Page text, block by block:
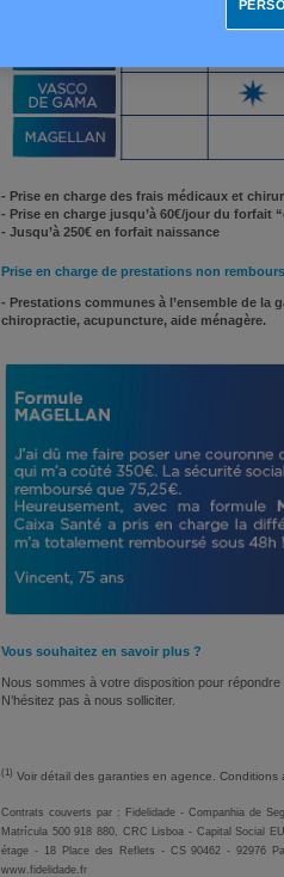
- Prise en charge des frais médicaux et
- Prise en charge jusqu’à 60€/jour du forfait
- Jusqu’à 250€ en forfait naissance
Prise en charge de prestations non
- Prestations communes à l’ensemble de la
chiropractie, acupuncture, aide ménagère.
Vous souhaitez en savoir plus ?
Nous sommes à votre disposition pour
N’hésitez pas à nous solliciter.
(1) Voir détail des garanties en agence. Conditions
Contrats couverts par : Fidelidade - Companhia de
Matrícula 500 918 880, CRC Lisboa - Capital Social
étage - 18 Place des Reflets - CS 90462 - 92976
www.fidelidade.fr